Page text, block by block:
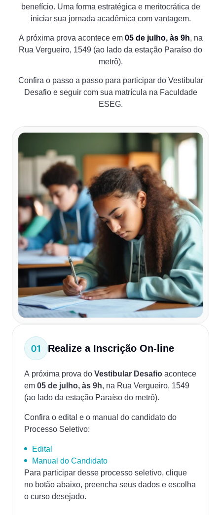
benefício. Uma forma estratégica e meritocrática de
iniciar sua jornada acadêmica com vantagem.
A próxima prova acontece em 05 de julho, às 9h, na
Rua Vergueiro, 1549 (ao lado da estação Paraíso do
metrô).
Confira o passo a passo para participar do Vestibular
Desafio e seguir com sua matrícula na Faculdade
ESEG.
Realize a Inscrição On-line
A próxima prova do Vestibular Desafio acontece
em 05 de julho, às 9h, na Rua Vergueiro, 1549
(ao lado da estação Paraíso do metrô).
Confira o edital e o manual do candidato do
Processo Seletivo:
Edital
Manual do Candidato
Para participar desse processo seletivo, clique
no botão abaixo, preencha seus dados e escolha
o curso desejado.